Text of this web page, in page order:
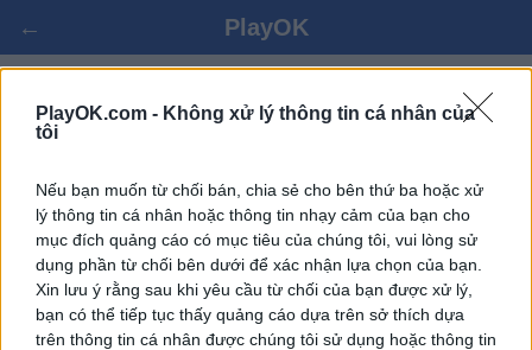
PlayOK.com - Không xử lý thông tin cá nhân của
tôi
Nếu bạn muốn từ chối bán, chia sẻ cho bên thứ ba hoặc xử
lý thông tin cá nhân hoặc thông tin nhạy cảm của bạn cho
mục đích quảng cáo có mục tiêu của chúng tôi, vui lòng sử
dụng phần từ chối bên dưới để xác nhận lựa chọn của bạn.
Xin lưu ý rằng sau khi yêu cầu từ chối của bạn được xử lý,
bạn có thể tiếp tục thấy quảng cáo dựa trên sở thích dựa
trên thông tin cá nhân được chúng tôi sử dụng hoặc thông tin
← PlayOK
CHƠI CRIBBAGE TRỰC TUYẾN
ĐĂNG NHẬP ▾ KHÁCH ▸
cribbage nhiều người cùng chơi, hoàn toàn miễn phí